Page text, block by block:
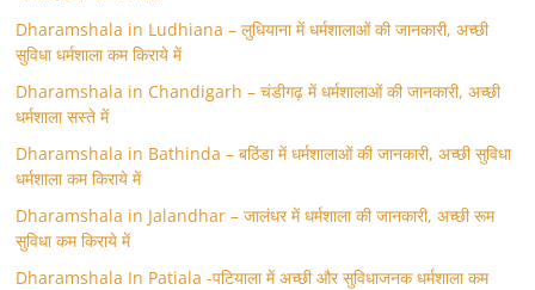
Dharamshala in Ludhiana – लुधियाना में धर्मशालाओं की जानकारी, अच्छी
सुविधा धर्मशाला कम किराये में
Dharamshala in Chandigarh – चंडीगढ़ में धर्मशालाओं की जानकारी, अच्छी
धर्मशाला सस्ते में
Dharamshala in Bathinda – बठिंडा में धर्मशालाओं की जानकारी, अच्छी सुविधा
धर्मशाला कम किराये में
Dharamshala in Jalandhar – जालंधर में धर्मशाला की जानकारी, अच्छी रूम
सुविधा कम किराये में
Dharamshala In Patiala -पटियाला में अच्छी और सुविधाजनक धर्मशाला कम